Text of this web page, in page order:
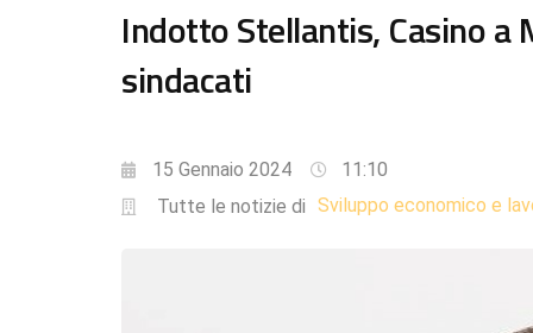
Indotto Stellantis, Casino
sindacati
15 Gennaio 2024
11:10
Tutte le notizie di Sviluppo economico e